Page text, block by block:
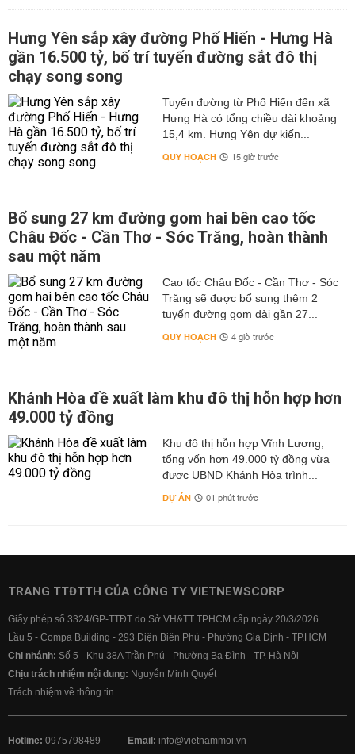
Hưng Yên sắp xây đường Phố Hiến - Hưng Hà
gần 16.500 tỷ, bố trí tuyến đường sắt đô thị
chạy song song
Tuyến đường từ Phố Hiến đến xã
Hưng Hà có tổng chiều dài khoảng
15,4 km. Hưng Yên dự kiến...
QUY HOẠCH 15 giờ trước
Bổ sung 27 km đường gom hai bên cao tốc
Châu Đốc - Cần Thơ - Sóc Trăng, hoàn thành
sau một năm
Cao tốc Châu Đốc - Cần Thơ - Sóc
Trăng sẽ được bổ sung thêm 2
tuyến đường gom dài gần 27...
QUY HOẠCH 4 giờ trước
Khánh Hòa đề xuất làm khu đô thị hỗn hợp hơn
49.000 tỷ đồng
Khu đô thị hỗn hợp Vĩnh Lương,
tổng vốn hơn 49.000 tỷ đồng vừa
được UBND Khánh Hòa trình...
DỰ ÁN 01 phút trước
TRANG TTĐTTH CỦA CÔNG TY VIETNEWSCORP
Giấy phép số 3324/GP-TTĐT do Sở VH&TT TPHCM cấp ngày 20/3/2026
Lầu 5 - Compa Building - 293 Điện Biên Phủ - Phường Gia Định - TP.HCM
Chi nhánh: Số 5 - Khu 38A Trần Phú - Phường Ba Đình - TP. Hà Nội
Chịu trách nhiệm nội dung: Nguyễn Minh Quyết
Trách nhiệm về thông tin
Hotline: 0975798489 Email: info@vietnammoi.vn